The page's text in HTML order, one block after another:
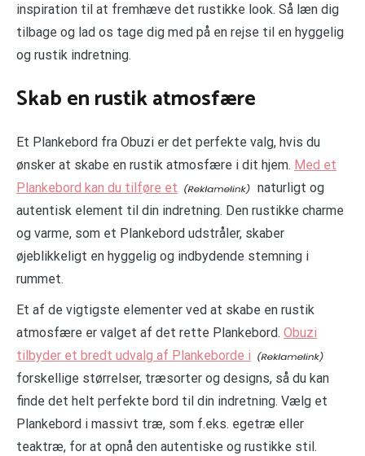
inspiration til at fremhæve det rustikke look. Så læn dig
tilbage og lad os tage dig med på en rejse til en hyggelig
og rustik indretning.
Skab en rustik atmosfære
Et Plankebord fra Obuzi er det perfekte valg, hvis du
ønsker at skabe en rustik atmosfære i dit hjem. Med et
Plankebord kan du tilføre et
naturligt og
autentisk element til din indretning. Den rustikke charme
og varme, som et Plankebord udstråler, skaber
øjeblikkeligt en hyggelig og indbydende stemning i
rummet.
Et af de vigtigste elementer ved at skabe en rustik
atmosfære er valget af det rette Plankebord. Obuzi
tilbyder et bredt udvalg af Plankeborde i
forskellige størrelser, træsorter og designs, så du kan
finde det helt perfekte bord til din indretning. Vælg et
Plankebord i massivt træ, som f.eks. egetræ eller
teaktræ, for at opnå den autentiske og rustikke stil.